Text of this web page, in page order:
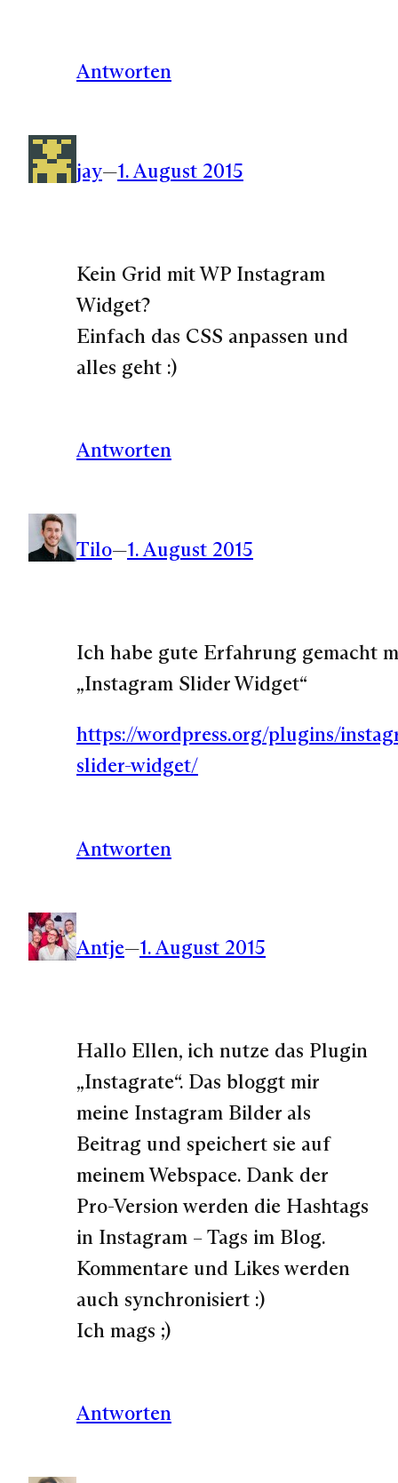
Antworten
jay—1. August 2015
Kein Grid mit WP Instagram
Widget?
Einfach das CSS anpassen und
alles geht :)
Antworten
Tilo—1. August 2015
Ich habe gute Erfahrung gemacht
„Instagram Slider Widget“
https://wordpress.org/plugins/
slider-widget/
Antworten
Antje—1. August 2015
Hallo Ellen, ich nutze das Plugin
„Instagrate“. Das bloggt mir
meine Instagram Bilder als
Beitrag und speichert sie auf
meinem Webspace. Dank der
Pro-Version werden die Hashtags
in Instagram – Tags im Blog.
Kommentare und Likes werden
auch synchronisiert :)
Ich mags ;)
Antworten